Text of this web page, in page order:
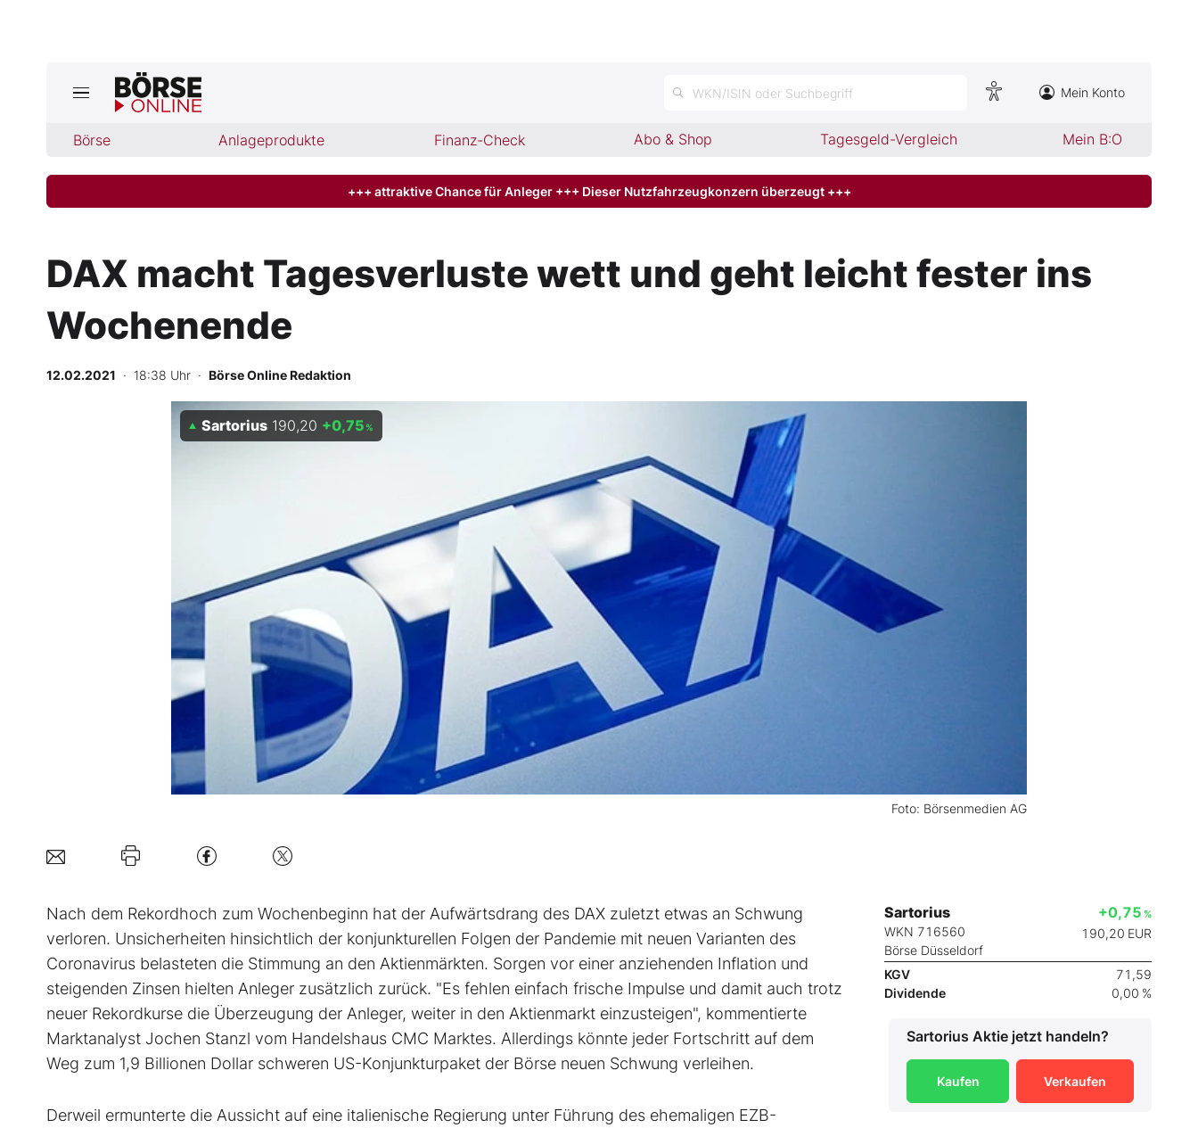
WKN/ISIN oder Suchbegriff Mein Konto
Börse Anlageprodukte Finanz-Check Abo & Shop Tagesgeld-Vergleich Mein B:O
Jetzt aktuelle Ausgabe BÖRSE ONLINE lesen
Finanz-Check
Abo & Shop
BO-Musterdepots
Experten
Folgen Sie uns
Kontakt
+++ attraktive Chance für Anleger +++ Dieser Nutzfahrzeugkonzern überzeugt +++
DAX macht Tagesverluste wett und geht leicht fester ins
Wochenende
12.02.2021 · 18:38 Uhr · Börse Online Redaktion
Foto: Börsenmedien AG
Sartorius 190,20 +0,75 %
Nach dem Rekordhoch zum Wochenbeginn hat der Aufwärtsdrang des DAX zuletzt etwas an Schwung
verloren. Unsicherheiten hinsichtlich der konjunkturellen Folgen der Pandemie mit neuen Varianten des
Coronavirus belasteten die Stimmung an den Aktienmärkten. Sorgen vor einer anziehenden Inflation und
steigenden Zinsen hielten Anleger zusätzlich zurück. "Es fehlen einfach frische Impulse und damit auch trotz
neuer Rekordkurse die Überzeugung der Anleger, weiter in den Aktienmarkt einzusteigen", kommentierte
Marktanalyst Jochen Stanzl vom Handelshaus CMC Marktes. Allerdings könnte jeder Fortschritt auf dem
Weg zum 1,9 Billionen Dollar schweren US-Konjunkturpaket der Börse neuen Schwung verleihen.
Derweil ermunterte die Aussicht auf eine italienische Regierung unter Führung des ehemaligen EZB-
Sartorius
WKN 716560
Börse Düsseldorf
+0,75 %
190,20 EUR
KGV
71,59
Dividende
0,00 %
Sartorius Aktie jetzt handeln?
Kaufen Verkaufen